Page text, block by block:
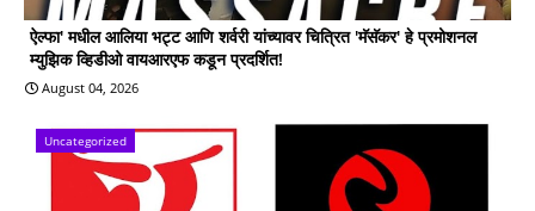
ऐल्फा' मधील आलिया भट्ट आणि शर्वरी यांच्यावर चित्रित 'मॅसॅकर' हे प्रमोशनल
म्युझिक व्हिडीओ वायआरएफ कडून प्रदर्शित!
August 04, 2026
Uncategorized